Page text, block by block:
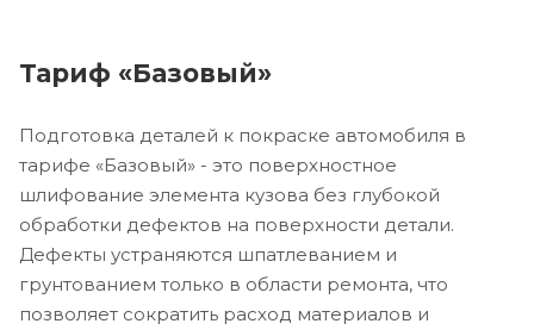
Тариф «Базовый»
Подготовка деталей к покраске автомобиля в
тарифе «Базовый» - это поверхностное
шлифование элемента кузова без глубокой
обработки дефектов на поверхности детали.
Дефекты устраняются шпатлеванием и
грунтованием только в области ремонта, что
позволяет сократить расход материалов и